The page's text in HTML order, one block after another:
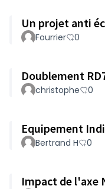
Un projet anti
Fourrier 0
Doublement
christophe 0
Equipement
Bertrand H 0
Impact de l'axe